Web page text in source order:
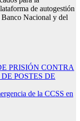
de autogestión
Banco Nacional y del
PRISIÓN CONTRA
POSTES DE
de la CCSS en